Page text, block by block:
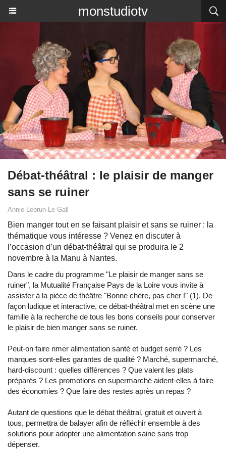
monstudiotv
Débat-théâtral : le plaisir de manger
sans se ruiner
Annie Lebrun-Le Gall
Bien manger tout en se faisant plaisir et sans se ruiner : la
thématique vous intéresse ? Venez en discuter à
l’occasion d’un débat-théâtral qui se produira le 2
novembre à la Manu à Nantes.
Dans le cadre du programme "Le plaisir de manger sans se
ruiner", la Mutualité Française Pays de la Loire vous invite à
assister à la pièce de théâtre "Bonne chère, pas cher !" (1). De
façon ludique et interactive, ce débat-théâtral met en scène une
famille à la recherche de tous les bons conseils pour conserver
le plaisir de bien manger sans se ruiner.
Peut-on faire rimer alimentation santé et budget serré ? Les
marques sont-elles garantes de qualité ? Marché, supermarché,
hard-discount : quelles différences ? Que valent les plats
préparés ? Les promotions en supermarché aident-elles à faire
des économies ? Que faire des restes après un repas ?
Autant de questions que le débat théâtral, gratuit et ouvert à
tous, permettra de balayer afin de réfléchir ensemble à des
solutions pour adopter une alimentation saine sans trop
dépenser.